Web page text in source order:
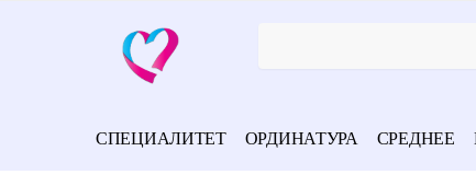
СПЕЦИАЛИТЕТ ОРДИНАТУРА СРЕДНЕЕ